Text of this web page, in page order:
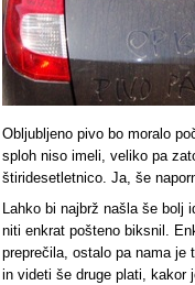
Obljubljeno pivo bo moralo
sploh niso imeli, veliko pa
štiridesetletnico. Ja, še
Lahko bi najbrž našla še bolj
niti enkrat pošteno biksnil.
preprečila, ostalo pa nama
in videti še druge plati, kakor